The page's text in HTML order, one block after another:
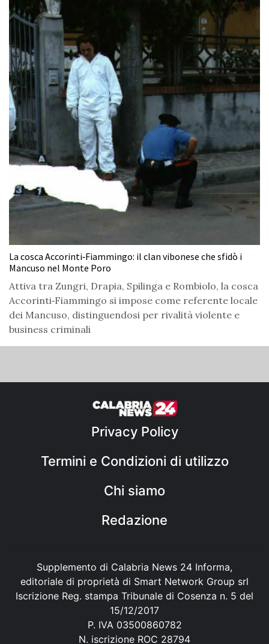
La cosca Accorinti‑Fiammingo: il clan vibonese che sfidò i
Mancuso nel Monte Poro
Attiva tra Zungri, Drapia, Spilinga e Rombiolo, la cosca
Accorinti‑Fiammingo si impose come referente locale
dei Mancuso, distinguendosi per rivalità violente e
business criminali
Privacy Policy
Termini e Condizioni di utilizzo
Chi siamo
Redazione
Supplemento di Calabria News 24 Informa,
editoriale di proprietà di Smart Network Group srl
Iscrizione Reg. stampa Tribunale di Cosenza n. 5 del
15/12/2017
P. IVA 03500860782
N. iscrizione ROC 28794